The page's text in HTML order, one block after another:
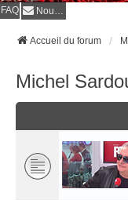
FAQ Nous contacter
Accueil du forum
Michel